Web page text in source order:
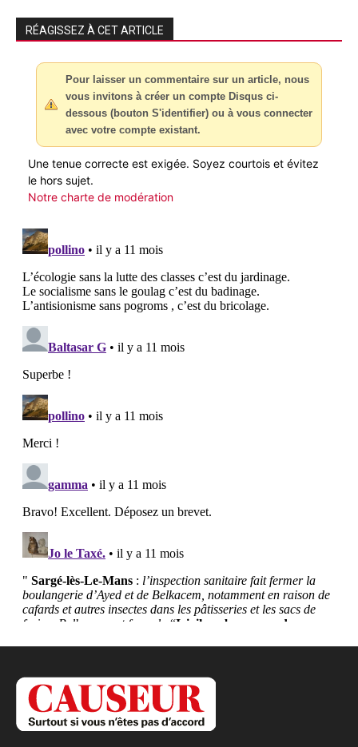
RÉAGISSEZ À CET ARTICLE
Pour laisser un commentaire sur un article, nous
vous invitons à créer un compte Disqus ci-
dessous (bouton S'identifier) ou à vous connecter
avec votre compte existant.
Une tenue correcte est exigée. Soyez courtois et évitez
le hors sujet.
Notre charte de modération